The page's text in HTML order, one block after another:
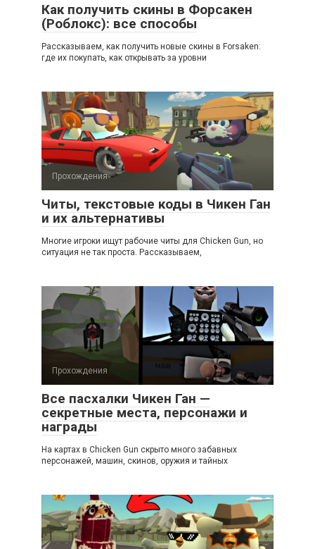
Как получить скины в Форсакен
(Роблокс): все способы
Рассказываем, как получить новые скины в Forsaken:
где их покупать, как открывать за уровни
Прохождения
Читы, текстовые коды в Чикен Ган
и их альтернативы
Многие игроки ищут рабочие читы для Chicken Gun, но
ситуация не так проста. Рассказываем,
Прохождения
Все пасхалки Чикен Ган —
секретные места, персонажи и
награды
На картах в Chicken Gun скрыто много забавных
персонажей, машин, скинов, оружия и тайных